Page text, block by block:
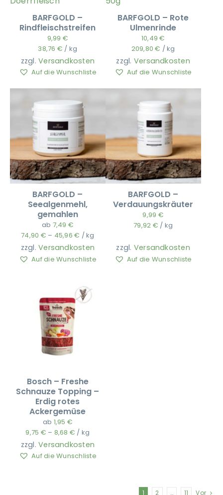
BARFGOLD –
Rindfleischstreifen
9,99 €
38,76 € / kg
zzgl.Versandkosten
Auf die Wunschliste
BARFGOLD – Rote
Ulmenrinde
10,49€
209,80€ /kg
zzgl. Versandkosten
Auf die Wunschliste
BARFGOLD –
Seealgenmehl,
gemahlen
ab 7,49 €
74,90 € – 45,96€ /kg
zzgl.Versandkosten
Auf die Wunschliste
BARFGOLD –
Verdauungskräuter
9,99 €
79,92 € / kg
zzgl. Versandkosten
Auf die Wunschliste
Bosch – Freshe
Schnauze Topping –
Erdig rotes
Ackergemüse
ab 1,95 €
9,75 € – 8,68 € / kg
zzgl.Versandkosten
Auf die Wunschliste
1 2 … 11 Vor